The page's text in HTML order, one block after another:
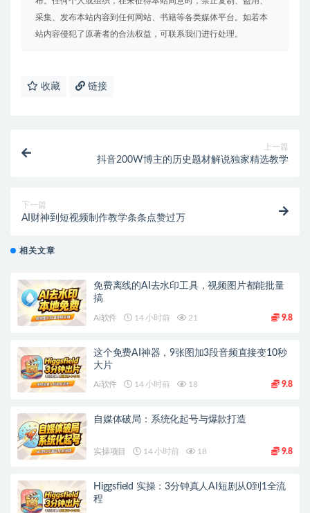
采集、发布本站内容到任何网站、书籍等各类媒体平台。如若本
站内容侵犯了原著者的合法权益，可联系我们进行处理。
收藏 链接
上一篇
抖音200W博主的历史题材解说独家精选教学
下一篇
AI财神到短视频制作教学条条点赞过万
相关文章
免费离线的AI去水印工具，视频图片都能批量
搞
Ai软件 14 小时前 21 9.8
这个免费AI神器，9张图加3段音频直接变10秒
大片
Ai软件 14 小时前 18 9.8
自媒体破局：系统化起号与爆款打造
实操项目 14 小时前 18 9.8
Higgsfield 实操：3分钟真人AI短剧从0到1全流
程